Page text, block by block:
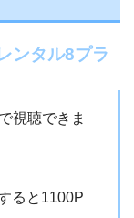
ンタル8プラ
視聴できま
ると1100P